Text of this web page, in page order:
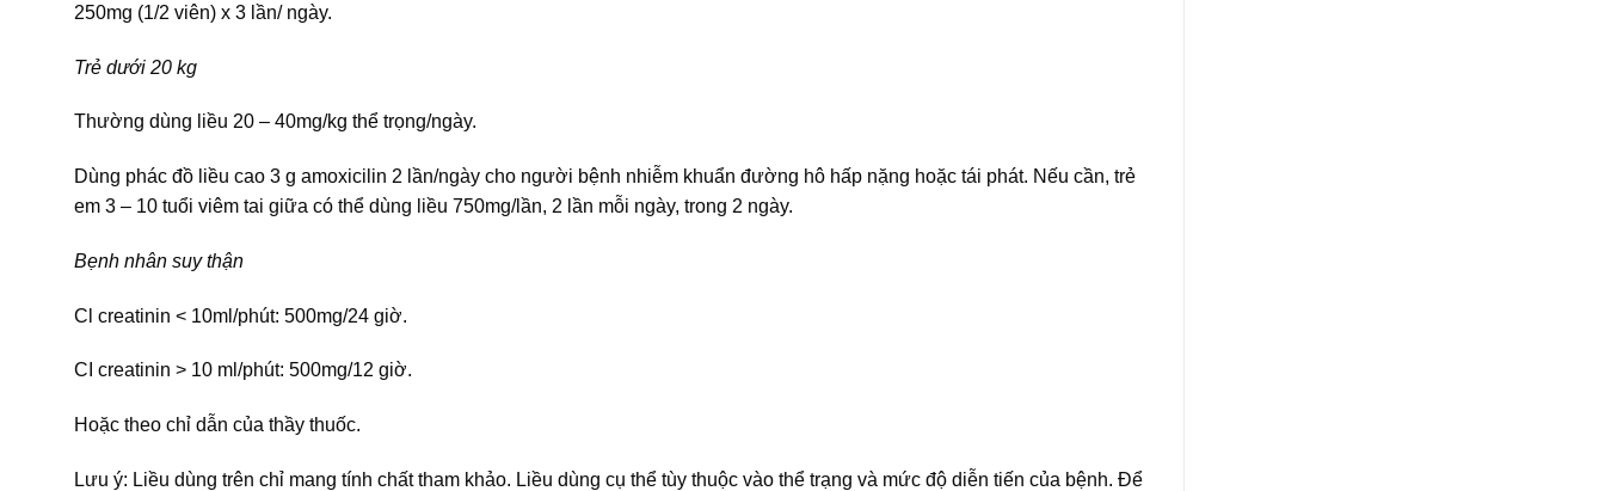
250mg (1/2 viên) x 3 lần/ ngày.
Trẻ dưới 20 kg
Thường dùng liều 20 – 40mg/kg thể trọng/ngày.
Dùng phác đồ liều cao 3 g amoxicilin 2 lần/ngày cho người bệnh nhiễm khuẩn đường hô hấp nặng hoặc tái phát. Nếu cần, trẻ
em 3 – 10 tuổi viêm tai giữa có thể dùng liều 750mg/lần, 2 lần mỗi ngày, trong 2 ngày.
Bẹnh nhân suy thận
Cl creatinin < 10ml/phút: 500mg/24 giờ.
CI creatinin > 10 ml/phút: 500mg/12 giờ.
Hoặc theo chỉ dẫn của thầy thuốc.
Lưu ý: Liều dùng trên chỉ mang tính chất tham khảo. Liều dùng cụ thể tùy thuộc vào thể trạng và mức độ diễn tiến của bệnh. Để